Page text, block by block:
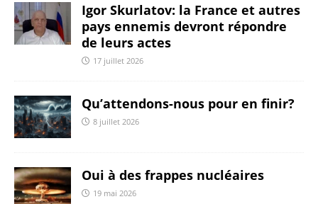
Igor Skurlatov: la France et autres
pays ennemis devront répondre
de leurs actes
17 juillet 2026
Qu’attendons-nous pour en finir?
8 juillet 2026
Oui à des frappes nucléaires
19 mai 2026